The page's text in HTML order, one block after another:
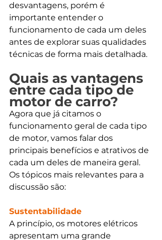
desvantagens, porém é
importante entender o
funcionamento de cada um deles
antes de explorar suas qualidades
técnicas de forma mais detalhada.
Quais as vantagens
entre cada tipo de
motor de carro?
Agora que já citamos o
funcionamento geral de cada tipo
de motor, vamos falar dos
principais benefícios e atrativos de
cada um deles de maneira geral.
Os tópicos mais relevantes para a
discussão são:
Sustentabilidade
A princípio, os motores elétricos
apresentam uma grande